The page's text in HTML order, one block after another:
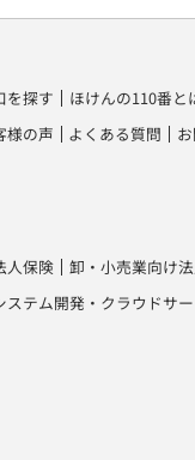
を探す
ほけんの110番と
様の声 よくある質問
人保険
卸・小売業向け
ステム開発・クラウドサ